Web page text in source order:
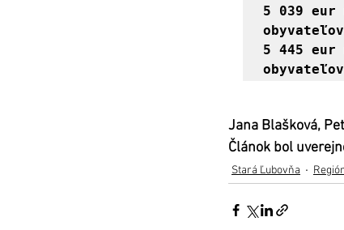
5 039 eur
obyvateľov
5 445 eur
obyvateľov
Jana Blašková,
Článok bol
Stará Ľubovňa